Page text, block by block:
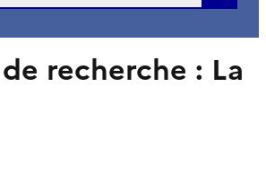
recherche : La